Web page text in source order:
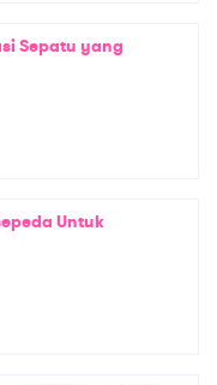
Sepatu yang
Untuk